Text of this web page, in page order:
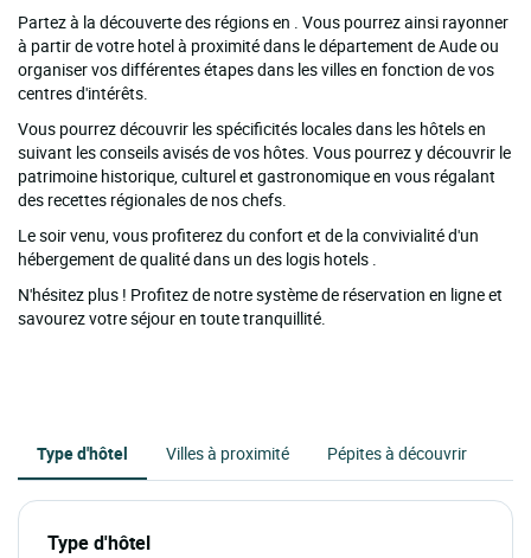
Partez à la découverte des régions en . Vous pourrez ainsi rayonner
à partir de votre hotel à proximité dans le département de Aude ou
organiser vos différentes étapes dans les villes en fonction de vos
centres d'intérêts.
Vous pourrez découvrir les spécificités locales dans les hôtels en
suivant les conseils avisés de vos hôtes. Vous pourrez y découvrir le
patrimoine historique, culturel et gastronomique en vous régalant
des recettes régionales de nos chefs.
Le soir venu, vous profiterez du confort et de la convivialité d'un
hébergement de qualité dans un des logis hotels .
N'hésitez plus ! Profitez de notre système de réservation en ligne et
savourez votre séjour en toute tranquillité.
Type d'hôtel Villes à proximité Pépites à découvrir
Type d'hôtel